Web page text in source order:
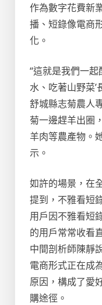
作為數字花費新
播、短錄像電商
化。
“這就是我們一起
水、吃著山野菜
舒城縣志菊農人
菊一邊趕羊出圈
羊肉等農產物。
示。
如許的場景，在
提到，不雅看短
用戶因不雅看短
的用戶常常收看
中間剖析師陳靜
電商形式正在成
原因，構成了愛
購途徑。